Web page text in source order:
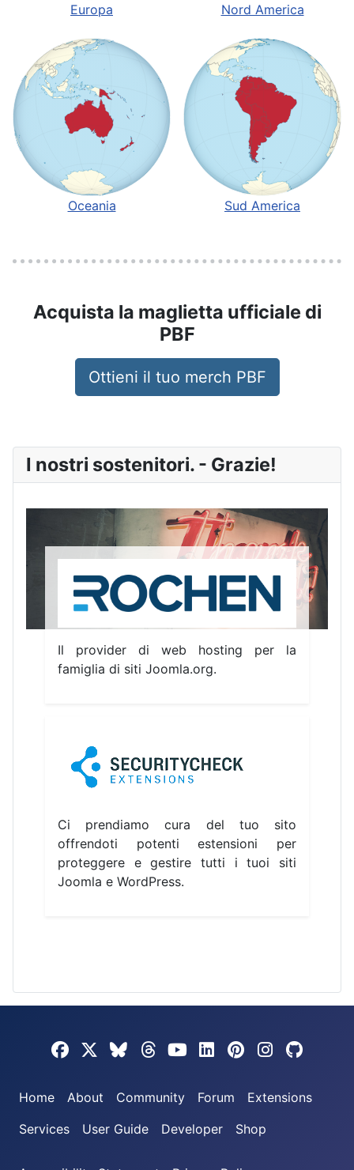
Europa Nord America
Oceania Sud America
Acquista la maglietta ufficiale di
PBF
Ottieni il tuo merch PBF
I nostri sostenitori. - Grazie!
Il provider di web hosting per la
famiglia di siti Joomla.org.
Ci prendiamo cura del tuo sito
offrendoti potenti estensioni per
proteggere e gestire tutti i tuoi siti
Joomla e WordPress.
Joomla! on Facebook
Joomla! on X
Joomla! on Bluesky
Joomla! on Threads
Joomla! on YouTube
Joomla! on
Joomla! on
Joomla!
Home About Community Forum
Extensions
Services
User Guide Developer Shop